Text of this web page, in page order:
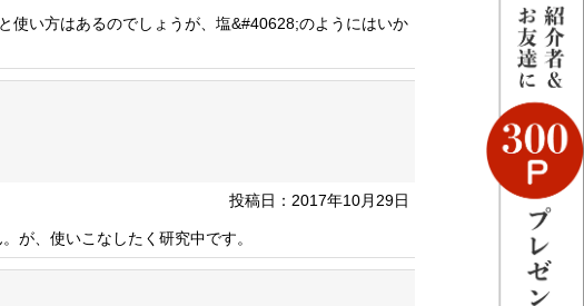
使い方はあるのでしょうが、塩&#40628;のようにはいか
投稿日：2017年10月29日
が、使いこなしたく研究中です。